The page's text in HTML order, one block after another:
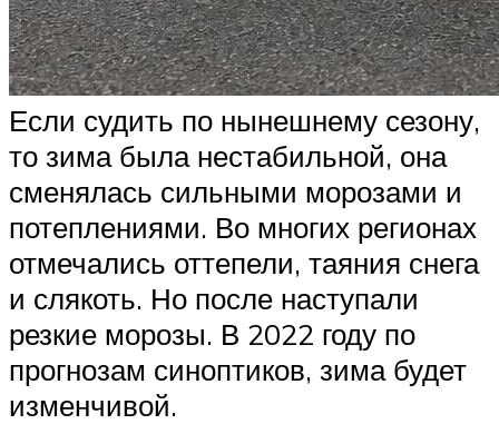
Если судить по нынешнему сезону,
то зима была нестабильной, она
сменялась сильными морозами и
потеплениями. Во многих регионах
отмечались оттепели, таяния снега
и слякоть. Но после наступали
резкие морозы. В 2022 году по
прогнозам синоптиков, зима будет
изменчивой.